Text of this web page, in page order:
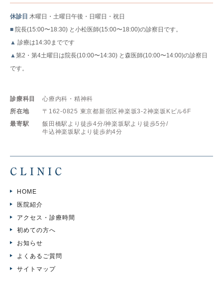
休診日 木曜日・土曜日午後・日曜日・祝日
■ 院長(15:00〜18:30) と小松医師(15:00〜18:00)の診察日です。
▲ 診療は14:30までです
▲第2・第4土曜日は院長(10:00〜14:30) と森医師(10:00〜14:00)の診察日
です。
診療科目
心療内科・精神科
所在地
〒162-0825 東京都新宿区神楽坂3-2神楽坂Kビル6F
最寄駅
飯田橋駅より徒歩4分/神楽坂駅より徒歩5分/
牛込神楽坂駅より徒歩約4分
CLINIC
HOME
医院紹介
アクセス・診療時間
初めての方へ
お知らせ
よくあるご質問
サイトマップ